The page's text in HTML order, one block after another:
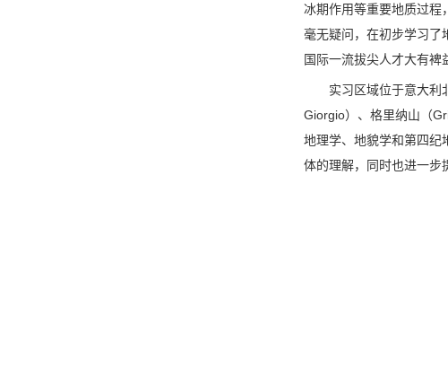
冰期作用等重要地质过程
毫无疑问，在初步学习了
国际一流拔尖人才大有裨
实习区域位于意大利
Giorgio）、格里纳山（
地理学、地貌学和第四纪
体的理解，同时也进一步